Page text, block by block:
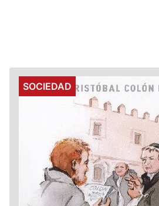
Details
SOCIEDAD